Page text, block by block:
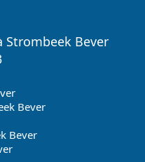
Strombeek Bever
Bever
Bever